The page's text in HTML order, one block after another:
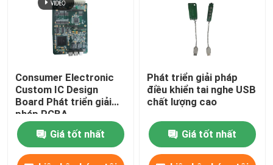
Consumer Electronic
Custom IC Design
Board Phát triển giải
pháp PCBA
Giá tốt nhất
Phát triển giải pháp
điều khiển tai nghe USB
chất lượng cao
Giá tốt nhất